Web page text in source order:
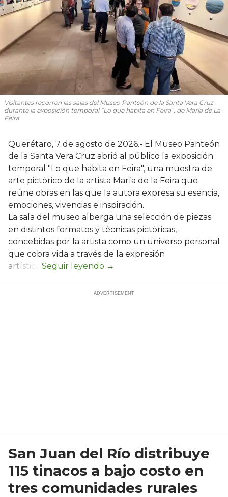
Visitantes recorren las salas del Museo Panteón de la Santa Vera Cruz
durante la exposición temporal “Lo que habita en Feira”, de María de La
Feira.
Querétaro, 7 de agosto de 2026.- El Museo Panteón
de la Santa Vera Cruz abrió al público la exposición
temporal "Lo que habita en Feira", una muestra de
arte pictórico de la artista María de la Feira que
reúne obras en las que la autora expresa su esencia,
emociones, vivencias e inspiración.
La sala del museo alberga una selección de piezas
en distintos formatos y técnicas pictóricas,
concebidas por la artista como un universo personal
que cobra vida a través de la expresión
artística.
San Juan del Río distribuye
115 tinacos a bajo costo en
tres comunidades rurales